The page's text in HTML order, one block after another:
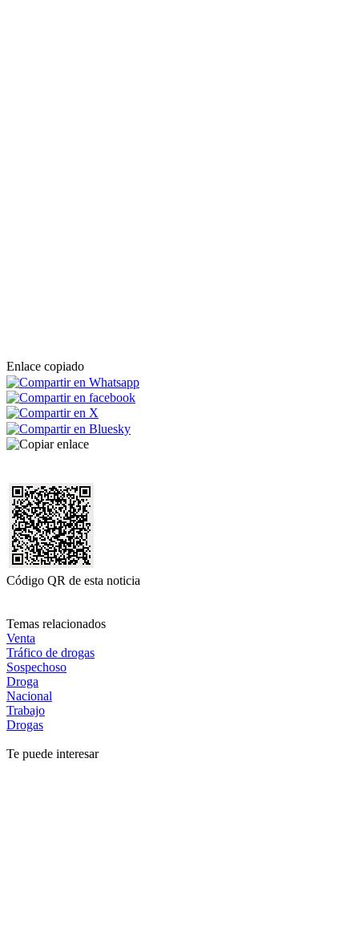
Enlace copiado
Código QR de esta noticia
Temas relacionados
Venta
Tráfico de drogas
Sospechoso
Droga
Nacional
Trabajo
Drogas
Te puede interesar